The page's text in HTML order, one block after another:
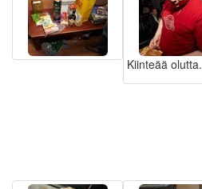
Kiinteää olutta.